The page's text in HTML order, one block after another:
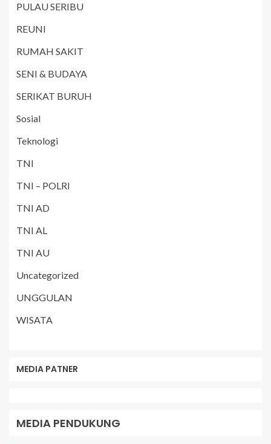
PULAU SERIBU
REUNI
RUMAH SAKIT
SENI & BUDAYA
SERIKAT BURUH
Sosial
Teknologi
TNI
TNI – POLRI
TNI AD
TNI AL
TNI AU
Uncategorized
UNGGULAN
WISATA
MEDIA PATNER
MEDIA PENDUKUNG